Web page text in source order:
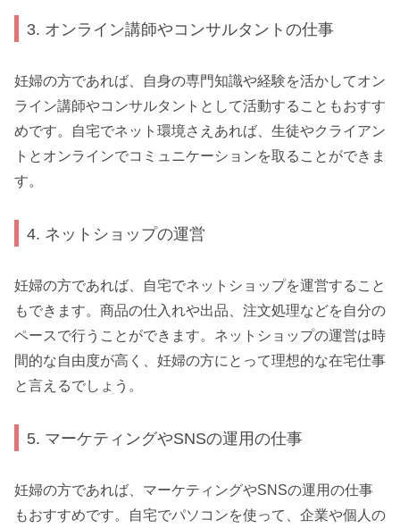
3. オンライン講師やコンサルタントの仕事
妊婦の方であれば、自身の専門知識や経験を活かしてオン
ライン講師やコンサルタントとして活動することもおすす
めです。自宅でネット環境さえあれば、生徒やクライアン
トとオンラインでコミュニケーションを取ることができま
す。
4. ネットショップの運営
妊婦の方であれば、自宅でネットショップを運営すること
もできます。商品の仕入れや出品、注文処理などを自分の
ペースで行うことができます。ネットショップの運営は時
間的な自由度が高く、妊婦の方にとって理想的な在宅仕事
と言えるでしょう。
5. マーケティングやSNSの運用の仕事
妊婦の方であれば、マーケティングやSNSの運用の仕事
もおすすめです。自宅でパソコンを使って、企業や個人の